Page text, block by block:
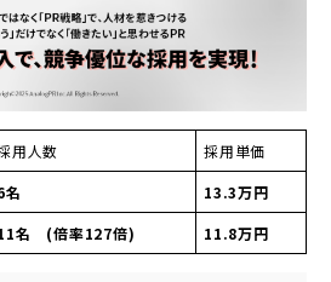
用人数
採用単価
名
13.3万円
名 (倍率127倍) 11.8万円